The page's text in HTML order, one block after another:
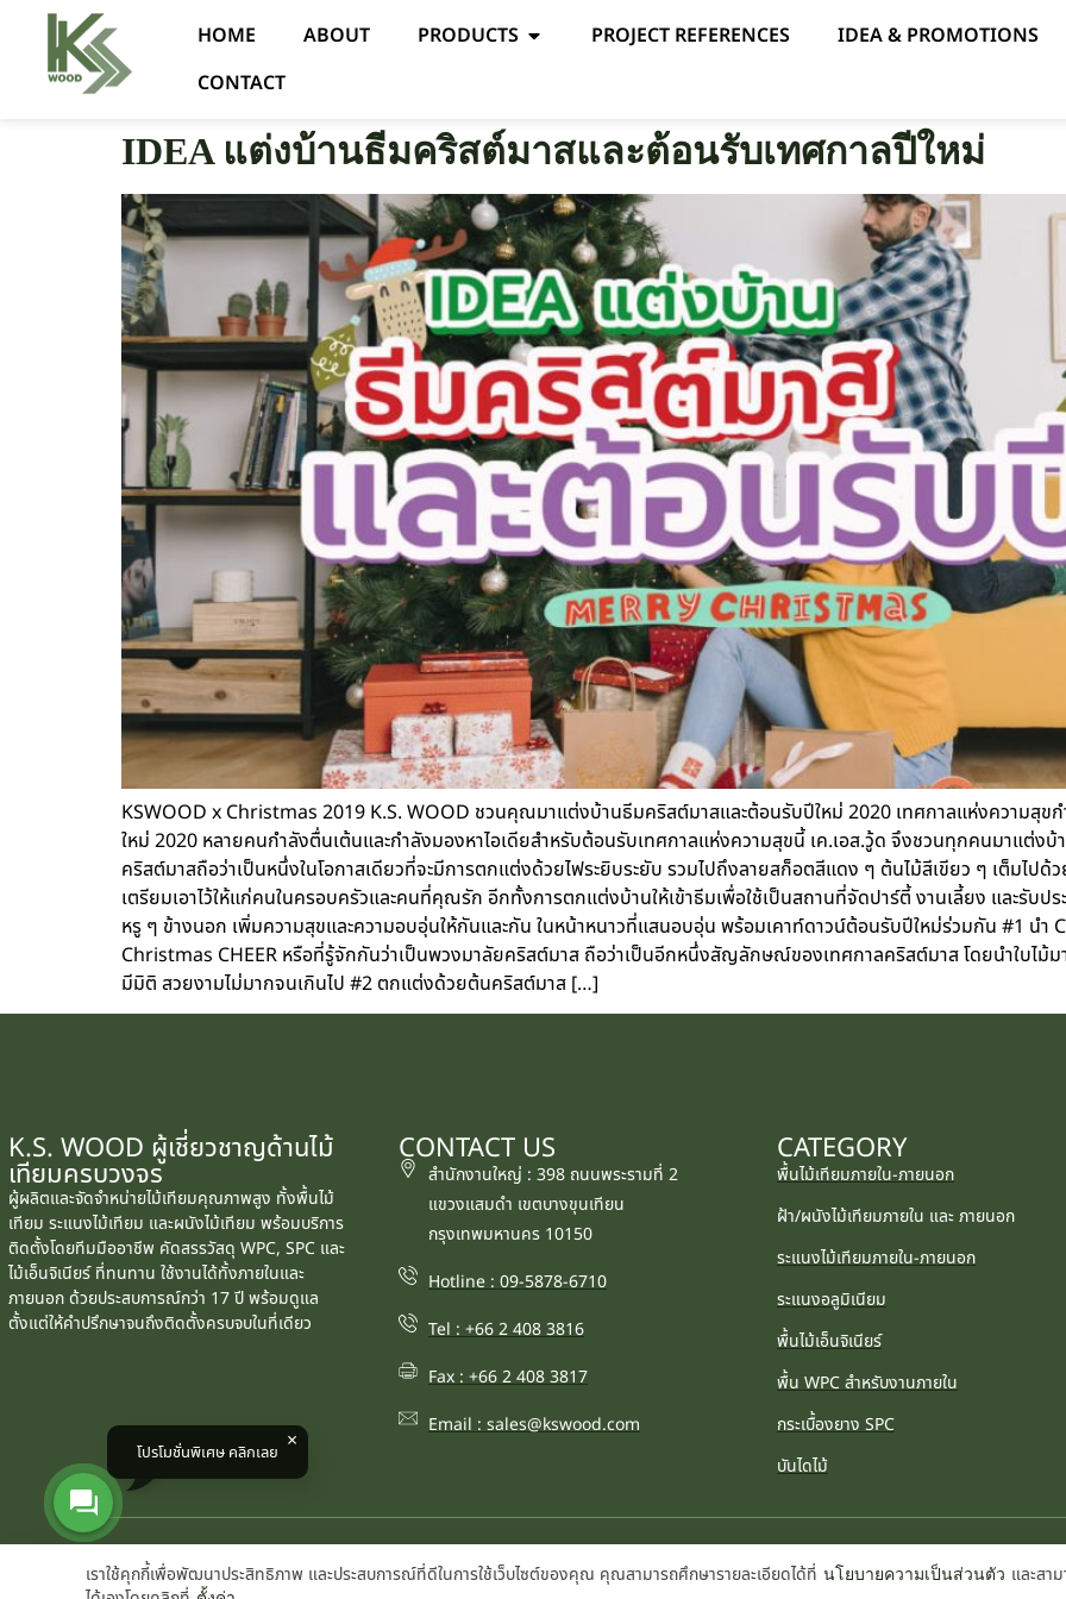
HOME ABOUT PRODUCTS PROJECT REFERENCES
IDEA & PROMOTIONS
CONTACT
IDEA แต่งบ้านธีมคริสต์มาสและต้อนรับเทศกาลปีใหม่
KSWOOD x Christmas 2019 K.S. WOOD ชวนคุณมาแต่งบ้านธีมคริสต์มาสและต้อนรับปีใหม่ 2020 เทศกาลแห่งความสุ
ใหม่ 2020 หลายคนกำลังตื่นเต้นและกำลังมองหาไอเดียสำหรับต้อนรับเทศกาลแห่งความสุขนี้ เค.เอส.วู้ด จึงชวนทุกคนมาแต่งบ้
คริสต์มาสถือว่าเป็นหนึ่งในโอกาสเดียวที่จะมีการตกแต่งด้วยไฟระยิบระยับ รวมไปถึงลายสก็อตสีแดง ๆ ต้นไม้สีเขียว ๆ เต็มไ
เตรียมเอาไว้ให้แก่คนในครอบครัวและคนที่คุณรัก อีกทั้งการตกแต่งบ้านให้เข้าธีมเพื่อใช้เป็นสถานที่จัดปาร์ตี้ งานเลี้ยง และรับป
หรู ๆ ข้างนอก เพิ่มความสุขและความอบอุ่นให้กันและกัน ในหน้าหนาวที่แสนอบอุ่น พร้อมเคาท์ดาวน์ต้อนรับปีใหม่ร่วมกัน #1
Christmas CHEER หรือที่รู้จักกันว่าเป็นพวงมาลัยคริสต์มาส ถือว่าเป็นอีกหนึ่งสัญลักษณ์ของเทศกาลคริสต์มาส โดยนำใบไ
มีมิติ สวยงามไม่มากจนเกินไป #2 ตกแต่งด้วยต้นคริสต์มาส […]
K.S. WOOD ผู้เชี่ยวชาญด้านไม้
เทียมครบวงจร
ผู้ผลิตและจัดจำหน่ายไม้เทียมคุณภาพสูง ทั้งพื้นไม้
เทียม ระแนงไม้เทียม และผนังไม้เทียม พร้อมบริการ
ติดตั้งโดยทีมมืออาชีพ คัดสรรวัสดุ WPC, SPC และ
ไม้เอ็นจิเนียร์ ที่ทนทาน ใช้งานได้ทั้งภายในและ
ภายนอก ด้วยประสบการณ์กว่า 17 ปี พร้อมดูแล
ตั้งแต่ให้คำปรึกษาจนถึงติดตั้งครบจบในที่เดียว
CONTACT US
สำนักงานใหญ่ : 398 ถนนพระรามที่ 2
แขวงแสมดำ เขตบางขุนเทียน
กรุงเทพมหานคร 10150
Hotline : 09-5878-6710
Tel : +66 2 408 3816
Fax : +66 2 408 3817
Email : sales@kswood.com
CATEGORY
พื้นไม้เทียมภายใน-ภายนอก
ฝ้า/ผนังไม้เทียมภายใน และ ภายนอก
ระแนงไม้เทียมภายใน-ภายนอก
ระแนงอลูมิเนียม
พื้นไม้เอ็นจิเนียร์
พื้น WPC สำหรับงานภายใน
กระเบื้องยาง SPC
บันไดไม้
©2025 K.S. WOOD CO., LTD. All rights reserved.
เราใช้คุกกี้เพื่อพัฒนาประสิทธิภาพ และประสบการณ์ที่ดีในการใช้เว็บไซต์ของคุณ คุณสามารถศึกษารายละเอียดได้ที่ นโยบายความเป็นส่วนตัว และสา
โปรโมชั่นพิเศษ คลิกเลย